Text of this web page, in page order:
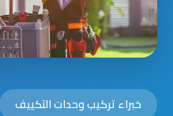
خبراء تركيب وحدات التكييف